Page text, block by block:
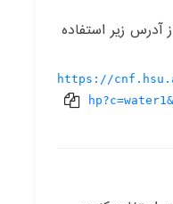
آدرس زیر استفاده
https://